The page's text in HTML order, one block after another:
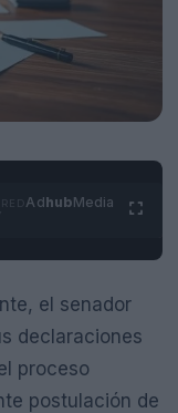
AdhubMedia
el senador
declaraciones
proceso
postulación de